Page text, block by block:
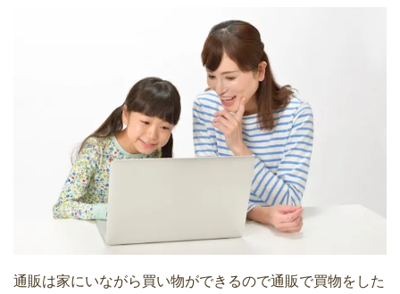
通販は家にいながら買い物ができるので通販で買物をした